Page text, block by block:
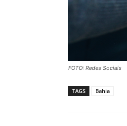
FOTO: Redes Sociais
TAGS Bahia